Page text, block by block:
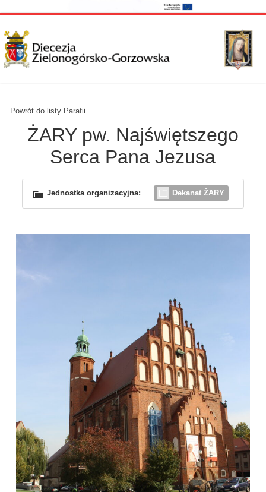
Powrót do listy Parafii
ŻARY pw. Najświętszego
Serca Pana Jezusa
Jednostka organizacyjna: Dekanat ŻARY